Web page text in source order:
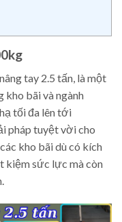
tay 2.5 tấn, là một
bãi và ngành
tối đa lên tới
pháp tuyệt vời cho
kho bãi dù có kích
kiệm sức lực mà còn